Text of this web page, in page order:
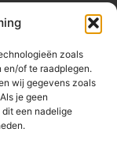
zoals
of te raadplegen.
wij gegevens zoals
je geen
een nadelige
leven.
die je helpen
adviezen